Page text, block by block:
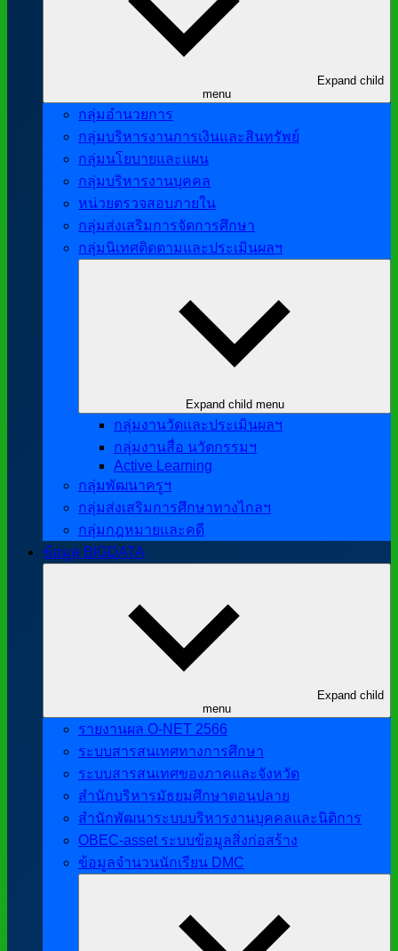
Expand child
menu
กลุ่มอำนวยการ
กลุ่มบริหารงานการเงินและสินทรัพย์
กลุ่มนโยบายและแผน
กลุ่มบริหารงานบุคคล
หน่วยตรวจสอบภายใน
กลุ่มส่งเสริมการจัดการศึกษา
กลุ่มนิเทศติดตามและประเมินผลฯ
Expand child menu
กลุ่มงานวัดและประเมินผลฯ
กลุ่มงานสื่อ นวัตกรรมฯ
Active Learning
กลุ่มพัฒนาครูฯ
กลุ่มส่งเสริมการศึกษาทางไกลฯ
กลุ่มกฎหมายและคดี
ข้อมูล BIGDATA
Expand child
menu
รายงานผล O-NET 2566
ระบบสารสนเทศทางการศึกษา
ระบบสารสนเทศของภาคและจังหวัด
สำนักบริหารมัธยมศึกษาตอนปลาย
สำนักพัฒนาระบบบริหารงานบุคคลและนิติการ
OBEC-asset ระบบข้อมูลสิ่งก่อสร้าง
ข้อมูลจำนวนนักเรียน DMC